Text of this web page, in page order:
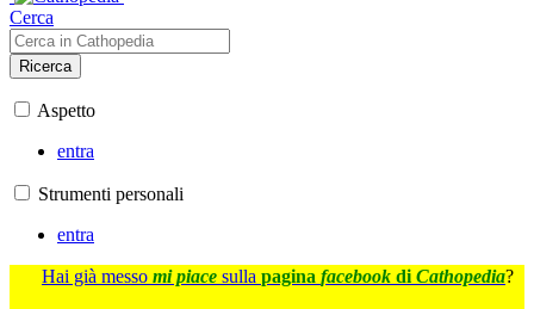
Cerca
Ricerca
Aspetto
entra
Strumenti personali
entra
Hai già messo mi piace sulla pagina facebook di Cathopedia?